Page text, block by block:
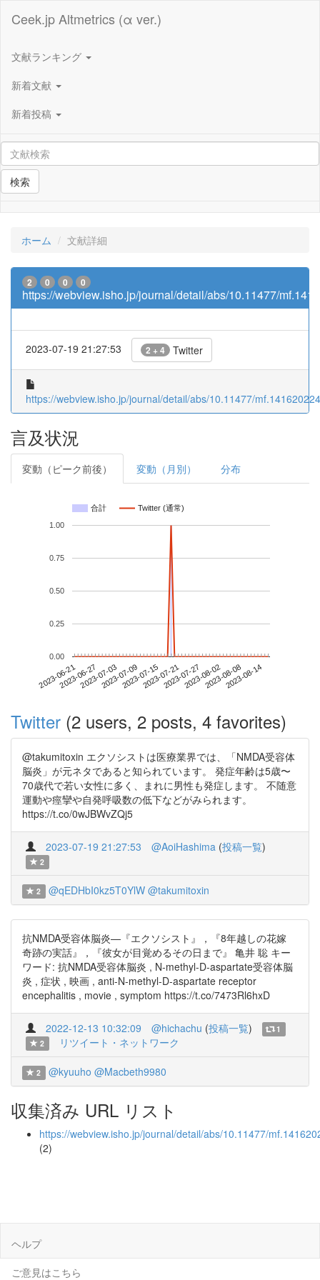
Ceek.jp Altmetrics (α ver.)
文献ランキング
新着文献
新着投稿
検索
ホーム 文献詳細
2 0 0 0
https://webview.isho.jp/journal/detail/abs/10.11477/
2023-07-19 21:27:53 2 + 4 Twitter
https://webview.isho.jp/journal/detail/abs/10.11477/
言及状況
変動（ピーク前後） 変動（月別） 分布
合計 Twitter (通常)
2023-06-212023-06-272023-07-032023-07-092023-07-152023-07-212023-07-272023-08-022023-08-082023-08-14
0.00
0.25
0.50
0.75
1.00
Twitter (2 users, 2 posts, 4 favorites)
@takumitoxin エクソシストは医療業界では、「NMDA受容体
脳炎」が元ネタであると知られています。 発症年齢は5歳〜
70歳代で若い女性に多く、まれに男性も発症します。 不随意
運動や痙攣や自発呼吸数の低下などがみられます。
https://t.co/0wJBWvZQj5
2023-07-19 21:27:53 @AoiHashima (投稿一覧)
2
2 @qEDHbI0kz5T0YlW @takumitoxin
抗NMDA受容体脳炎—『エクソシスト』，『8年越しの花嫁
奇跡の実話』，『彼女が目覚めるその日まで』 亀井 聡 キー
ワード: 抗NMDA受容体脳炎 , N-methyl-D-aspartate受容体脳
炎 , 症状 , 映画 , anti-N-methyl-D-aspartate receptor
encephalitis , movie , symptom https://t.co/7473Rl6hxD
2022-12-13 10:32:09 @hichachu (投稿一覧)
1
2
リツイート・ネットワーク
2 @kyuuho @Macbeth9980
収集済み URL リスト
https://webview.isho.jp/journal/detail/abs/10.11477/
(2)
ヘルプ
ご意見はこちら